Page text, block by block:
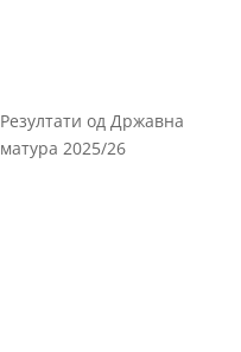
Резултати од Државна
матура 2025/26